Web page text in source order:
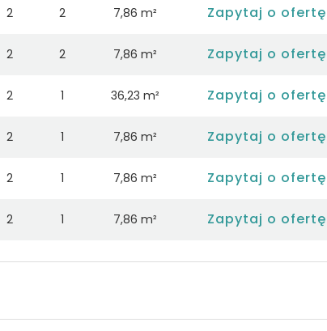
2 2 7,86 m² Zapytaj o ofertę
2 2 7,86 m² Zapytaj o ofertę
2 1 36,23 m² Zapytaj o ofertę
2 1 7,86 m² Zapytaj o ofertę
2 1 7,86 m² Zapytaj o ofertę
2 1 7,86 m² Zapytaj o ofertę
2 2 16,89 m² Zapytaj o ofertę